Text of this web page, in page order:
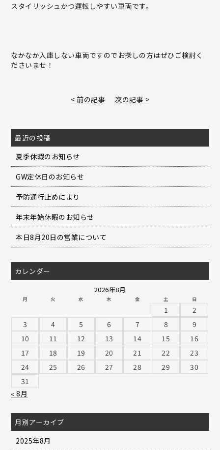
スタイリッシュかつ運転しやすい車両です。
なかなか入庫しない車両ですのでお探しの方はぜひご検討く
ださいませ！
< 前の記事 次の記事 >
最近の投稿
夏季休暇のお知らせ
GW定休日のお知らせ
予防通行止めにより
年末年始休暇のお知らせ
本日8月20日の営業について
カレンダー
2026年8月
月 火 水 木 金 土 日
1
2
3
4 5 6 7 8
9
10
11 12 13 14 15
16
17
18 19 20 21 22
23
24
25 26 27 28 29
30
31
« 8月
月別アーカイブ
2025年8月